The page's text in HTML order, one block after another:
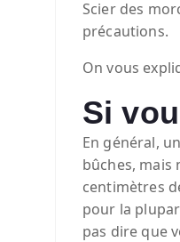
Scier des
précautions.
On vous
Si
En général,
bûches, mais
centimètres
pour la
pas dire que